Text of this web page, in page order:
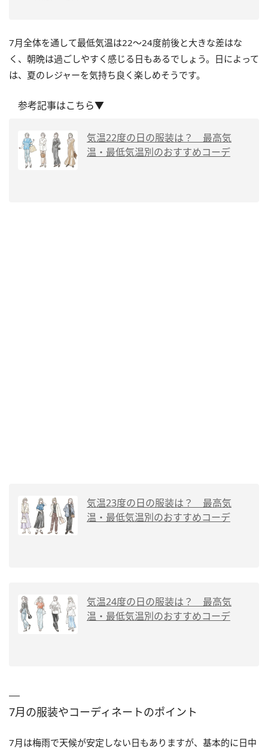
7月全体を通して最低気温は22〜24度前後と大きな差はな
く、朝晩は過ごしやすく感じる日もあるでしょう。日によって
は、夏のレジャーを気持ち良く楽しめそうです。
参考記事はこちら▼
気温22度の日の服装は？ 最高気
温・最低気温別のおすすめコーデ
気温23度の日の服装は？ 最高気
温・最低気温別のおすすめコーデ
気温24度の日の服装は？ 最高気
温・最低気温別のおすすめコーデ
7月の服装やコーディネートのポイント
7月は梅雨で天候が安定しない日もありますが、基本的に日中